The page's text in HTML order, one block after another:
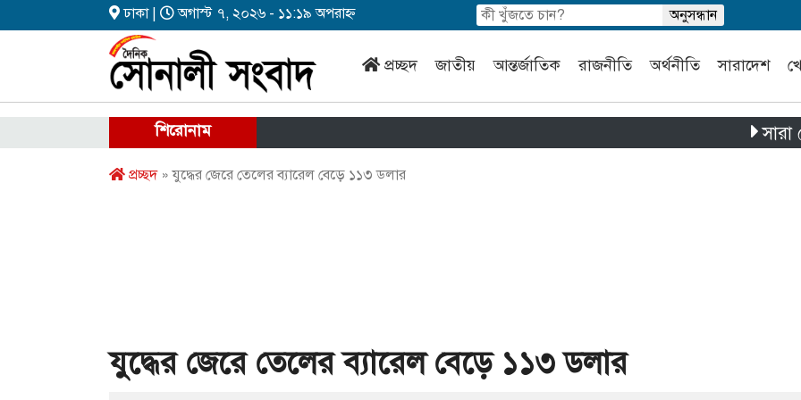
ঢাকা | অগাস্ট ৭, ২০২৬ - ১১:১৯ অপরাহ্ন
প্রচ্ছদ জাতীয় আন্তর্জাতিক রাজনীতি অর্থনীতি সারাদেশ
শিরোনাম সারা দেশে
প্রচ্ছদ» যুদ্ধের জেরে তেলের ব্যারেল বেড়ে ১১৩ ডলার
যুদ্ধের জেরে তেলের ব্যারেল বেড়ে ১১৩ ডলার